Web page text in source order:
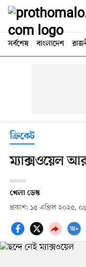
সর্বশেষ বাংলাদেশ
ক্রিকেট
ম্যাক্সওয়েল
খেলা ডেস্ক
প্রকাশ: ১৫ এপ্রিল ২০২৫,